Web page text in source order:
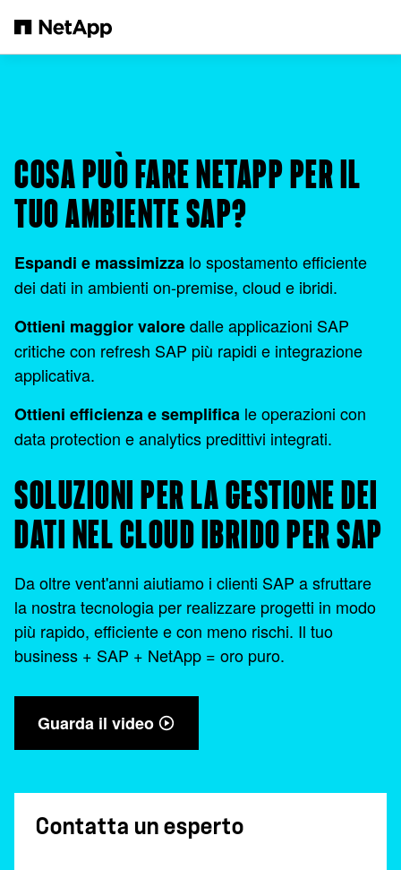
COSA PUÒ FARE NETAPP PER IL
TUO AMBIENTE SAP?
Espandi e massimizza lo spostamento efficiente
dei dati in ambienti on-premise, cloud e ibridi.
Ottieni maggior valoredalle applicazioni SAP
critiche con refresh SAP più rapidi e integrazione
applicativa.
Ottieni efficienza e semplifica le operazioni con
data protection e analytics predittivi integrati.
SOLUZIONI PER LA GESTIONE DEI
DATI NEL CLOUD IBRIDO PER SAP
Da oltre vent'anni aiutiamo i clienti SAP a sfruttare
la nostra tecnologia per realizzare progetti in modo
più rapido, efficiente e con meno rischi. Il tuo
business + SAP + NetApp = oro puro.
Guarda il video
Contatta un esperto